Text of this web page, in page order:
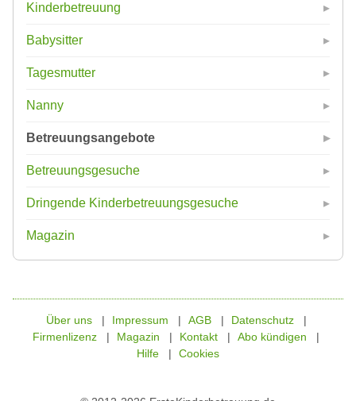
Kinderbetreuung
Babysitter
Tagesmutter
Nanny
Betreuungsangebote
Betreuungsgesuche
Dringende Kinderbetreuungsgesuche
Magazin
Über uns Impressum AGB
Datenschutz
Firmenlizenz
Magazin Kontakt
Abo kündigen
Hilfe
Cookies